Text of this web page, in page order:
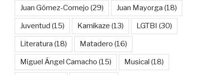
Juan Gómez-Cornejo (29) Juan Mayorga (18)
Juventud (15) Kamikaze (13) LGTBI (30)
Literatura (18) Matadero (16)
Miguel Ángel Camacho (15) Musical (18)